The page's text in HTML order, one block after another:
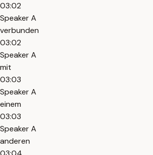
03:02
Speaker A
verbunden
03:02
Speaker A
mit
03:03
Speaker A
einem
03:03
Speaker A
anderen